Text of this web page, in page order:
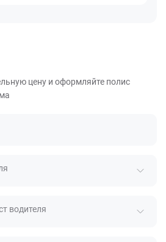
цену и оформляйте полис
водителя